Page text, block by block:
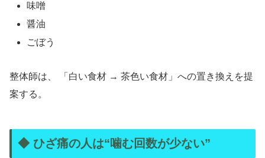
味噌
醤油
ごぼう
整体師は、 「白い食材 → 茶色い食材」への置き換えを提
案する。
◆ ひざ痛の人は“噛む回数が少ない”